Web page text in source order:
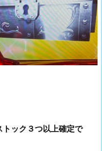
ック３つ以上確定で